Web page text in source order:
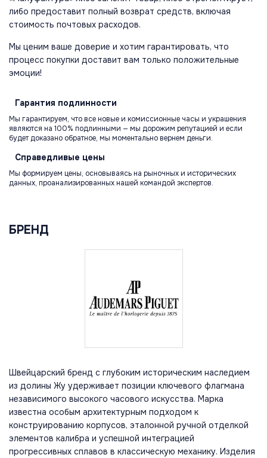
либо предоставит полный возврат средств, включая
стоимость почтовых расходов.
Мы ценим ваше доверие и хотим гарантировать, что
процесс покупки доставит вам только положительные
эмоции!
Гарантия подлинности
Мы гарантируем, что все новые и комиссионные часы и украшения
являются на 100% подлинными — мы дорожим репутацией и если
будет доказано обратное, мы моментально вернем деньги.
Справедливые цены
Мы формируем цены, основываясь на рыночных и исторических
данных, проанализированных нашей командой экспертов.
БРЕНД
Швейцарский бренд с глубоким историческим наследием
из долины Жу удерживает позиции ключевого флагмана
независимого высокого часового искусства. Марка
известна особым архитектурным подходом к
конструированию корпусов, эталонной ручной отделкой
элементов калибра и успешной интеграцией
прогрессивных сплавов в классическую механику. Изделия